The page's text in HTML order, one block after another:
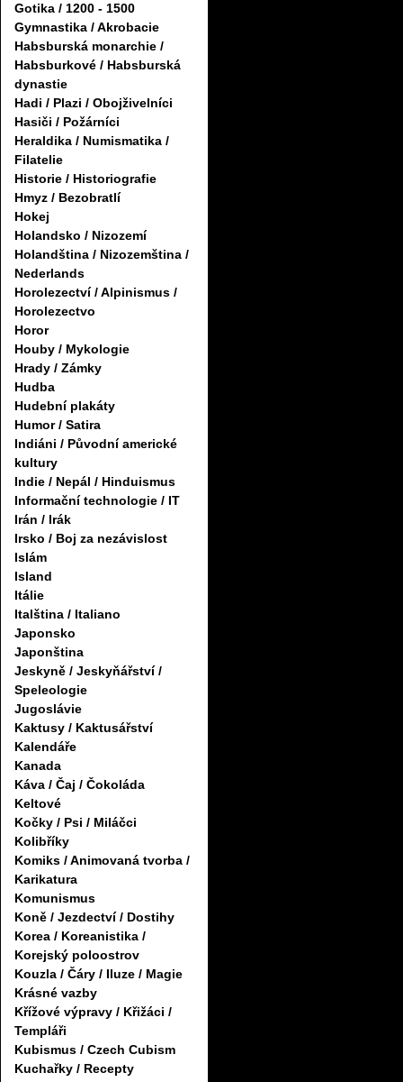
Gotika / 1200 - 1500
Gymnastika / Akrobacie
Habsburská monarchie /
Habsburkové / Habsburská
dynastie
Hadi / Plazi / Obojživelníci
Hasiči / Požárníci
Heraldika / Numismatika /
Filatelie
Historie / Historiografie
Hmyz / Bezobratlí
Hokej
Holandsko / Nizozemí
Holandština / Nizozemština /
Nederlands
Horolezectví / Alpinismus /
Horolezectvo
Horor
Houby / Mykologie
Hrady / Zámky
Hudba
Hudební plakáty
Humor / Satira
Indiáni / Původní americké
kultury
Indie / Nepál / Hinduismus
Informační technologie / IT
Irán / Irák
Irsko / Boj za nezávislost
Islám
Island
Itálie
Italština / Italiano
Japonsko
Japonština
Jeskyně / Jeskyňářství /
Speleologie
Jugoslávie
Kaktusy / Kaktusářství
Kalendáře
Kanada
Káva / Čaj / Čokoláda
Keltové
Kočky / Psi / Miláčci
Kolibříky
Komiks / Animovaná tvorba /
Karikatura
Komunismus
Koně / Jezdectví / Dostihy
Korea / Koreanistika /
Korejský poloostrov
Kouzla / Čáry / Iluze / Magie
Krásné vazby
Křížové výpravy / Křižáci /
Templáři
Kubismus / Czech Cubism
Kuchařky / Recepty